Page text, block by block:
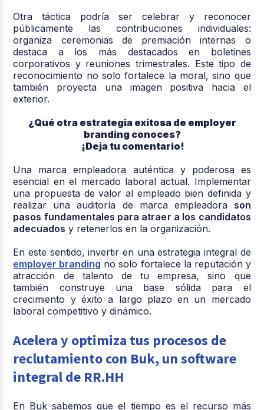
Otra táctica podría ser celebrar y reconocer
públicamente las contribuciones individuales:
organiza ceremonias de premiación internas o
destaca a los más destacados en boletines
corporativos y reuniones trimestrales. Este tipo de
reconocimiento no solo fortalece la moral, sino que
también proyecta una imagen positiva hacia el
exterior.
¿Qué otra estrategia exitosa de employer
branding conoces?
¡Deja tu comentario!
Una marca empleadora auténtica y poderosa es
esencial en el mercado laboral actual. Implementar
una propuesta de valor al empleado bien definida y
realizar una auditoría de marca empleadora son
pasos fundamentales para atraer a los candidatos
adecuados y retenerlos en la organización.
En este sentido, invertir en una estrategia integral de
employer branding no solo fortalece la reputación y
atracción de talento de tu empresa, sino que
también construye una base sólida para el
crecimiento y éxito a largo plazo en un mercado
laboral competitivo y dinámico.
Acelera y optimiza tus procesos de
reclutamiento con Buk, un software
integral de RR.HH
En Buk sabemos que el tiempo es el recurso más